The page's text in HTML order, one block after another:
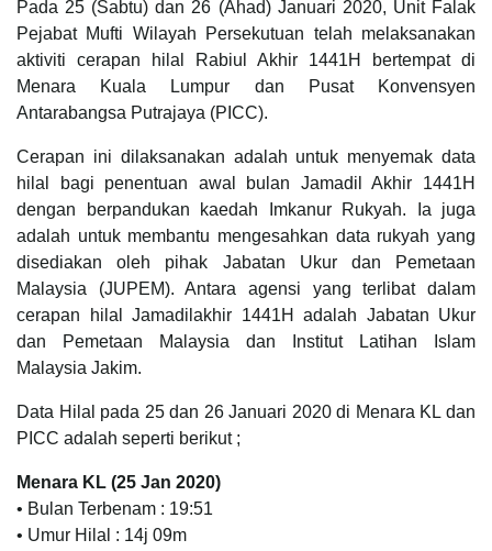
Pada 25 (Sabtu) dan 26 (Ahad) Januari 2020, Unit Falak
Pejabat Mufti Wilayah Persekutuan telah melaksanakan
aktiviti cerapan hilal Rabiul Akhir 1441H bertempat di
Menara Kuala Lumpur dan Pusat Konvensyen
Antarabangsa Putrajaya (PICC).
Cerapan ini dilaksanakan adalah untuk menyemak data
hilal bagi penentuan awal bulan Jamadil Akhir 1441H
dengan berpandukan kaedah Imkanur Rukyah. Ia juga
adalah untuk membantu mengesahkan data rukyah yang
disediakan oleh pihak Jabatan Ukur dan Pemetaan
Malaysia (JUPEM). Antara agensi yang terlibat dalam
cerapan hilal Jamadilakhir 1441H adalah Jabatan Ukur
dan Pemetaan Malaysia dan Institut Latihan Islam
Malaysia Jakim.
Data Hilal pada 25 dan 26 Januari 2020 di Menara KL dan
PICC adalah seperti berikut ;
Menara KL (25 Jan 2020)
• Bulan Terbenam : 19:51
• Umur Hilal : 14j 09m